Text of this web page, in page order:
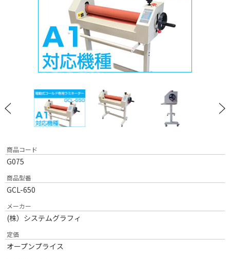
商品コード
G075
商品型番
GCL-650
メーカー
(株）システムグラフィ
定価
オープンプライス